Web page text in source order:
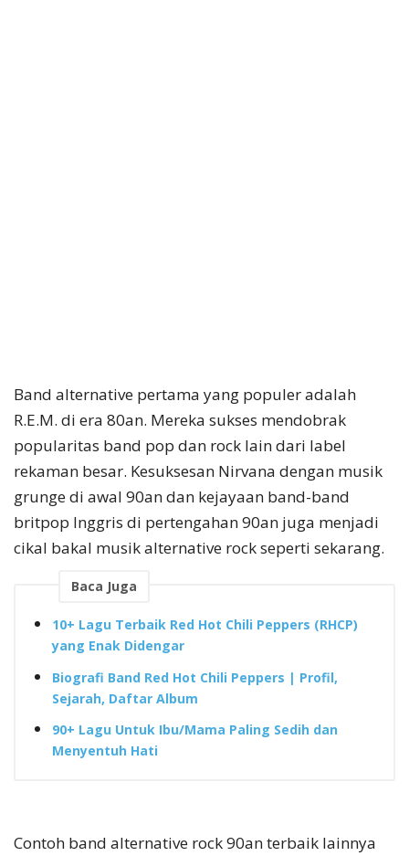
Band alternative pertama yang populer adalah
R.E.M. di era 80an. Mereka sukses mendobrak
popularitas band pop dan rock lain dari label
rekaman besar. Kesuksesan Nirvana dengan musik
grunge di awal 90an dan kejayaan band-band
britpop Inggris di pertengahan 90an juga menjadi
cikal bakal musik alternative rock seperti sekarang.
Baca Juga
10+ Lagu Terbaik Red Hot Chili Peppers (RHCP)
yang Enak Didengar
Biografi Band Red Hot Chili Peppers | Profil,
Sejarah, Daftar Album
90+ Lagu Untuk Ibu/Mama Paling Sedih dan
Menyentuh Hati
Contoh band alternative rock 90an terbaik lainnya